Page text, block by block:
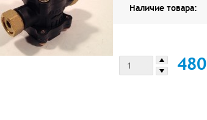
Наличие товара:
480